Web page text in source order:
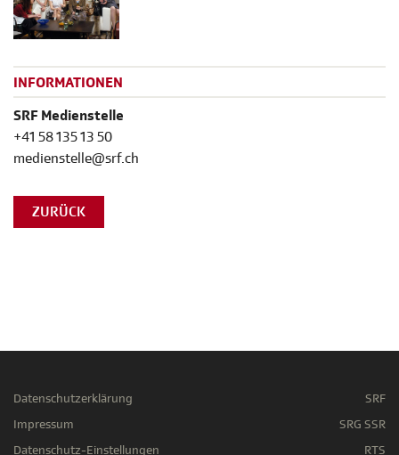
INFORMATIONEN
SRF Medienstelle
+41 58 135 13 50
medienstelle@srf.ch
ZURÜCK
Datenschutzerklärung
Impressum
Datenschutz-Einstellungen
SRF
SRG SSR
RTS